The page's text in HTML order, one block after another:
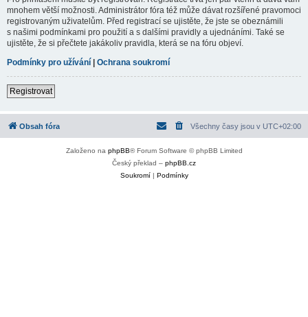
mnohem větší možnosti. Administrátor fóra též může dávat rozšířené pravomoci
registrovaným uživatelům. Před registrací se ujistěte, že jste se obeznámili
s našimi podmínkami pro použití a s dalšími pravidly a ujednáními. Také se
ujistěte, že si přečtete jakákoliv pravidla, která se na fóru objeví.
Podmínky pro užívání | Ochrana soukromí
Registrovat
Obsah fóra Všechny časy jsou v UTC+02:00
Založeno na phpBB® Forum Software © phpBB Limited
Český překlad – phpBB.cz
Soukromí| Podmínky